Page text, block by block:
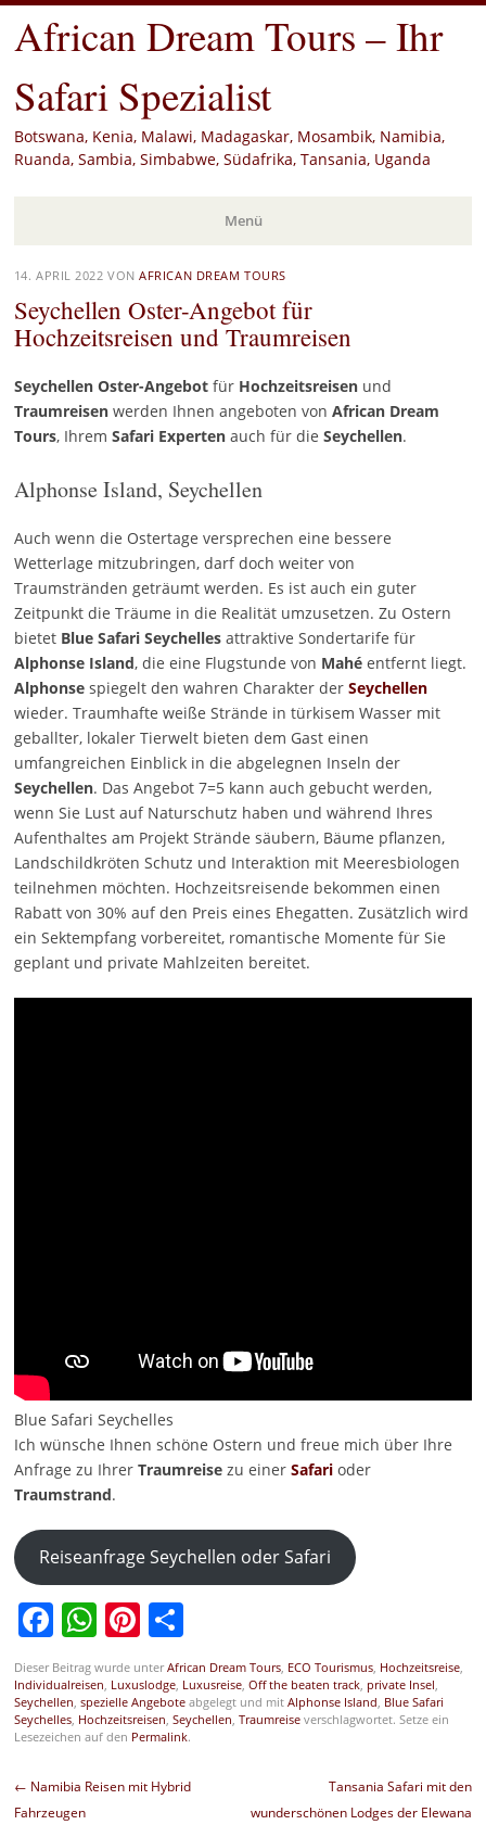
African Dream Tours – Ihr
Safari Spezialist
Botswana, Kenia, Malawi, Madagaskar, Mosambik, Namibia,
Ruanda, Sambia, Simbabwe, Südafrika, Tansania, Uganda
Menü
Zum
Inhalt
springen
14. APRIL 2022 VONAFRICAN DREAM TOURS
Seychellen Oster-Angebot für
Hochzeitsreisen und Traumreisen
Seychellen Oster-Angebot für Hochzeitsreisenund
Traumreisenwerden Ihnen angeboten von African Dream
Tours, Ihrem Safari Expertenauch für die Seychellen.
Alphonse Island, Seychellen
Auch wenn die Ostertage versprechen eine bessere
Wetterlage mitzubringen, darf doch weiter von
Traumstränden geträumt werden. Es ist auch ein guter
Zeitpunkt die Träume in die Realität umzusetzen. Zu Ostern
bietet Blue Safari Seychellesattraktive Sondertarife für
Alphonse Island, die eine Flugstunde von Mahéentfernt liegt.
Alphonsespiegelt den wahren Charakter der Seychellen
wieder. Traumhafte weiße Strände in türkisem Wasser mit
geballter, lokaler Tierwelt bieten dem Gast einen
umfangreichen Einblick in die abgelegnen Inseln der
Seychellen. Das Angebot 7=5 kann auch gebucht werden,
wenn Sie Lust auf Naturschutz haben und während Ihres
Aufenthaltes am Projekt Strände säubern, Bäume pflanzen,
Landschildkröten Schutz und Interaktion mit Meeresbiologen
teilnehmen möchten. Hochzeitsreisende bekommen einen
Rabatt von 30% auf den Preis eines Ehegatten. Zusätzlich wird
ein Sektempfang vorbereitet, romantische Momente für Sie
geplant und private Mahlzeiten bereitet.
Blue Safari Seychelles
Ich wünsche Ihnen schöne Ostern und freue mich über Ihre
Anfrage zu Ihrer Traumreisezu einer Safarioder
Traumstrand.
Reiseanfrage Seychellen oder Safari
Facebook
WhatsApp
Pinterest
Teilen
Dieser Beitrag wurde unterAfrican Dream Tours, ECO Tourismus, Hochzeitsreise,
Individualreisen Luxuslodge, Luxusreise, Off the beaten track, private Insel
Seychellen spezielle Angeboteabgelegt und mit Alphonse Island Blue Safari
Seychelles, Hochzeitsreisen Seychellen Traumreiseverschlagwortet. Setze ein
Lesezeichen auf den Permalink.
Beitragsnavigation
← Namibia Reisen mit Hybrid
Fahrzeugen
Tansania Safari mit den
wunderschönen Lodges der Elewana